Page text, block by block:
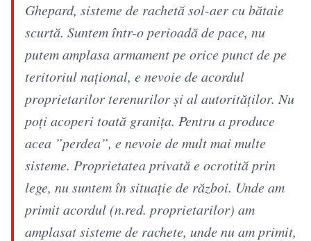
Ghepard, sisteme de rachetă sol-aer cu bătaie
scurtă. Suntem într-o perioadă de pace, nu
putem amplasa armament pe orice punct de pe
teritoriul național, e nevoie de acordul
proprietarilor terenurilor și al autorităților. Nu
poți acoperi toată granița. Pentru a produce
acea ”perdea”, e nevoie de mult mai multe
sisteme. Proprietatea privată e ocrotită prin
lege, nu suntem în situație de război. Unde am
primit acordul (n.red. proprietarilor) am
amplasat sisteme de rachete, unde nu am primit,